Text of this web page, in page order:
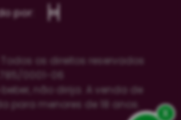
x
por:
Todos os direitos reservados
0001-06
não dirija. A venda de
para menores de 18 anos.